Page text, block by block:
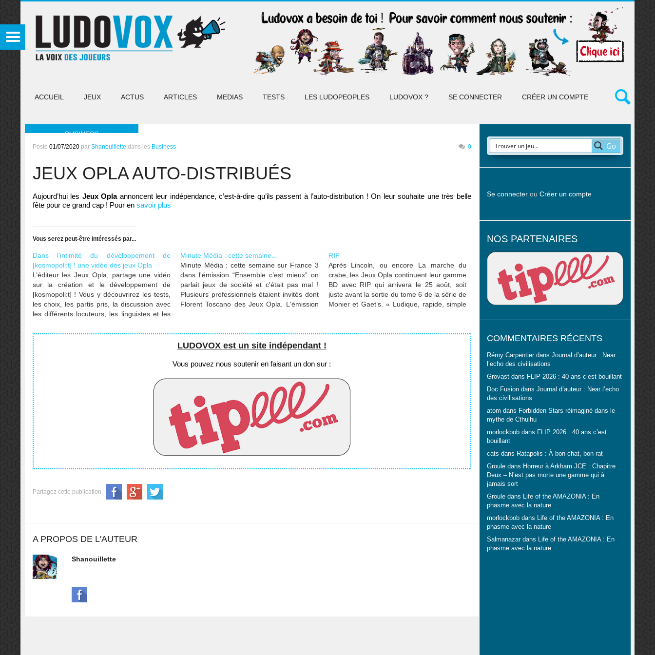
ACCUEIL JEUX ACTUS ARTICLES MEDIAS TESTS LES LUDOPEOPLES LUDOVOX ? SE CONNECTER CRÉER UN COMPTE
BUSINESS
Posté 01/07/2020 par Shanouillette dans les Business 0
JEUX OPLA AUTO-DISTRIBUÉS
Aujourd’hui les Jeux Oplaannoncent leur indépendance, c’est-à-dire qu’ils passent à l’auto-distribution ! On leur souhaite une très belle
fête pour ce grand cap ! Pour en savoir plus
Vous serez peut-être intéressés par...
Dans l’intimité du développement de
[kosmopoli:t] ! une vidéo des jeux Opla
L’éditeur les Jeux Opla, partage une vidéo
sur la création et le développement de
[kosmopoli:t] ! Vous y découvrirez les tests,
les choix, les partis pris, la discussion avec
les différents locuteurs, les linguistes et les
Sans oublier les fous rires :)
Minute Média : cette semaine…
Minute Média : cette semaine sur France 3
dans l'émission “Ensemble c’est mieux” on
parlait jeux de société et c'était pas mal !
Plusieurs professionnels étaient invités dont
Florent Toscano des Jeux Opla. L'émission
RIP
Après Lincoln, ou encore La marche du
crabe, les Jeux Opla continuent leur gamme
BD avec RIP qui arrivera le 25 août, soit
juste avant la sortie du tome 6 de la série de
Monier et Gaet’s. « Ludique, rapide, simple
LUDOVOX est un site indépendant !
Vous pouvez nous soutenir en faisant un don sur :
Partagez cette publication
A PROPOS DE L'AUTEUR
Shanouillette
Go
Se connecterou Créer un compte
NOS PARTENAIRES
COMMENTAIRES RÉCENTS
Rémy Carpentierdans Journal d’auteur : Near
l’echo des civilisations
Grovastdans FLIP 2026 : 40 ans c’est bouillant
Doc.Fusiondans Journal d’auteur : Near l’echo
des civilisations
atom dans Forbidden Stars réimaginé dans le
mythe de Cthulhu
morlockbobdans FLIP 2026 : 40 ans c’est
bouillant
cats dans Ratapolis : À bon chat, bon rat
Grouledans Horreur à Arkham JCE : Chapitre
Deux – N’est pas morte une gamme qui à
jamais sort
Grouledans Life of the AMAZONIA : En
phasme avec la nature
morlockbobdans Life of the AMAZONIA : En
phasme avec la nature
Salmanazardans Life of the AMAZONIA : En
phasme avec la nature